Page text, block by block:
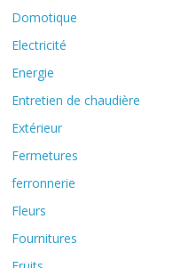
Domotique
Electricité
Energie
Entretien de chaudière
Extérieur
Fermetures
ferronnerie
Fleurs
Fournitures